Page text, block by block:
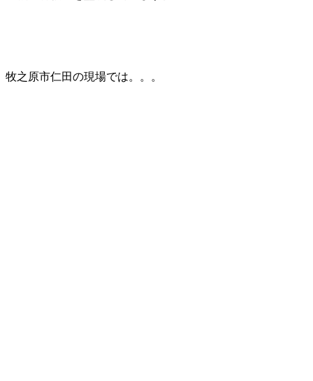
牧之原市仁田の現場では。。。